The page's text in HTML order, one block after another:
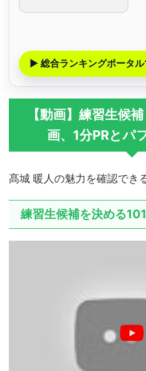
▶ 総合ランキングポータ
【動画】練習生候
画、1分PRとパ
髙城 暖人の魅力を確認でき
練習生候補を決める